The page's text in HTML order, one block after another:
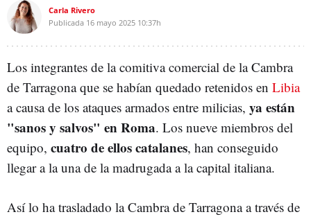
Carla Rivero
Publicada 16 mayo 2025 10:37h
Los integrantes de la comitiva comercial de la Cambra
de Tarragona que se habían quedado retenidos en Libia
a causa de los ataques armados entre milicias, ya están
"sanos y salvos" en Roma. Los nueve miembros del
equipo, cuatro de ellos catalanes, han conseguido
llegar a la una de la madrugada a la capital italiana.
Así lo ha trasladado la Cambra de Tarragona a través de